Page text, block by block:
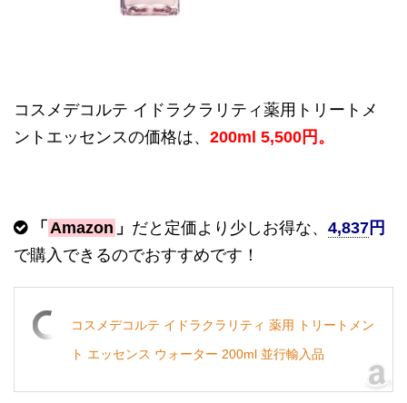
コスメデコルテ イドラクラリティ薬用トリートメ
ントエッセンスの価格は、 200ml 5,500 円。
「 Amazon 」 だと定価より少しお得な、 4,837 円
で購入できるのでおすすめです！
コスメデコルテ イドラクラリティ 薬用 トリートメン
ト エッセンス ウォーター 200ml 並行輸入品